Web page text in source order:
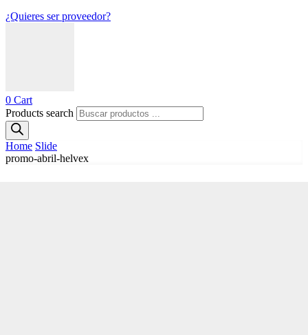
¿Quieres ser proveedor?
0 Cart
Products search
Home Slide
promo-abril-helvex